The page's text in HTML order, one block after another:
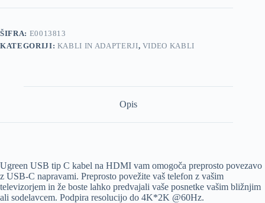
ŠIFRA: E0013813
KATEGORIJI: KABLI IN ADAPTERJI, VIDEO KABLI
Opis
Ugreen USB tip C kabel na HDMI vam omogoča preprosto povezavo
z USB-C napravami. Preprosto povežite vaš telefon z vašim
televizorjem in že boste lahko predvajali vaše posnetke vašim bližnjim
ali sodelavcem. Podpira resolucijo do 4K*2K @60Hz.